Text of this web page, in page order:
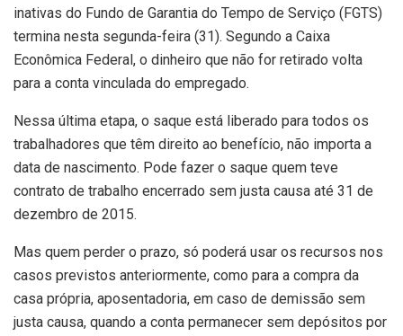
inativas do Fundo de Garantia do Tempo de Serviço (FGTS)
termina nesta segunda-feira (31). Segundo a Caixa
Econômica Federal, o dinheiro que não for retirado volta
para a conta vinculada do empregado.
Nessa última etapa, o saque está liberado para todos os
trabalhadores que têm direito ao benefício, não importa a
data de nascimento. Pode fazer o saque quem teve
contrato de trabalho encerrado sem justa causa até 31 de
dezembro de 2015.
Mas quem perder o prazo, só poderá usar os recursos nos
casos previstos anteriormente, como para a compra da
casa própria, aposentadoria, em caso de demissão sem
justa causa, quando a conta permanecer sem depósitos por